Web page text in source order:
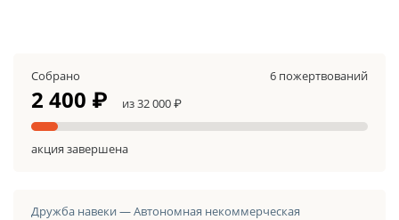
Собрано 6 пожертвований
2 400 ₽ из 32 000 ₽
акция завершена
Дружба навеки — Автономная некоммерческая